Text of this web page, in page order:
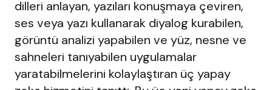
dilleri anlayan, yazıları konuşmaya çeviren,
ses veya yazı kullanarak diyalog kurabilen,
görüntü analizi yapabilen ve yüz, nesne ve
sahneleri tanıyabilen uygulamalar
yaratabilmelerini kolaylaştıran üç yapay